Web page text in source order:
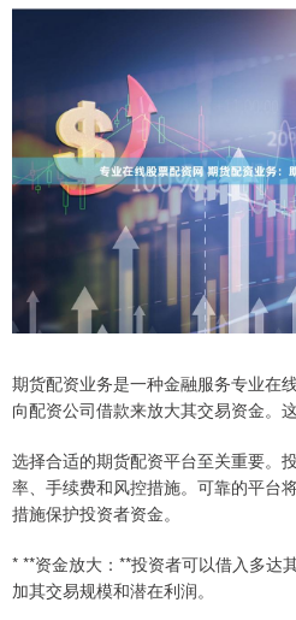
期货配资业务是一种金融服务专业在
向配资公司借款来放大其交易资金。
选择合适的期货配资平台至关重要。
率、手续费和风控措施。可靠的平台
措施保护投资者资金。
* **资金放大：**投资者可以借入多达
加其交易规模和潜在利润。